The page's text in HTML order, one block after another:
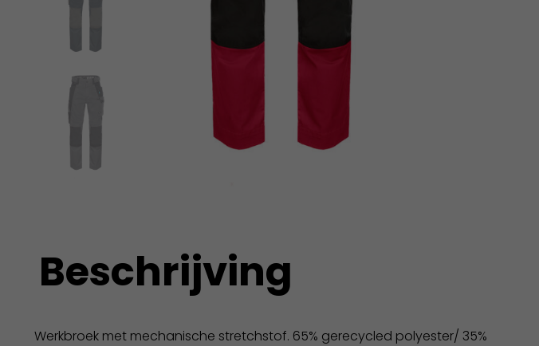
Beschrijving
Werkbroek met mechanische stretchstof. 65% gerecycled polyester/ 35%